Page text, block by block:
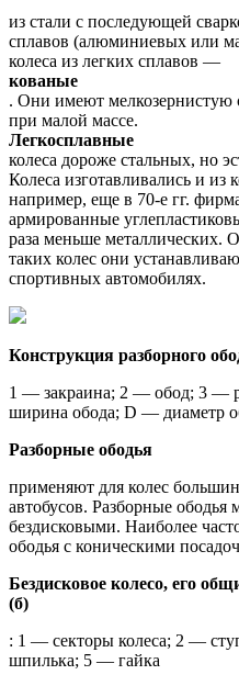
из стали с последующей
сплавов (алюминиевых или
колеса из легких сплавов —
кованые
. Они имеют мелкозернистую
при малой массе.
Легкосплавные
колеса дороже стальных, но
Колеса изготавливались и из
например, еще в 70-е гг.
армированные
раза меньше металлических.
таких колес они
спортивных автомобилях.
Конструкция разборного
1 — закраина; 2 — обод; 3 —
ширина обода; D — диаметр
Разборные ободья
применяют для колес
автобусов. Разборные
бездисковыми. Наиболее
ободья с коническими
Бездисковое колесо, его
(б)
: 1 — секторы колеса; 2 —
шпилька; 5 — гайка